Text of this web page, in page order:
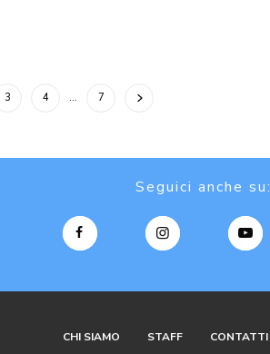
3 4 … 7
Seguici anche su:
CHI SIAMO STAFF CONTATTI